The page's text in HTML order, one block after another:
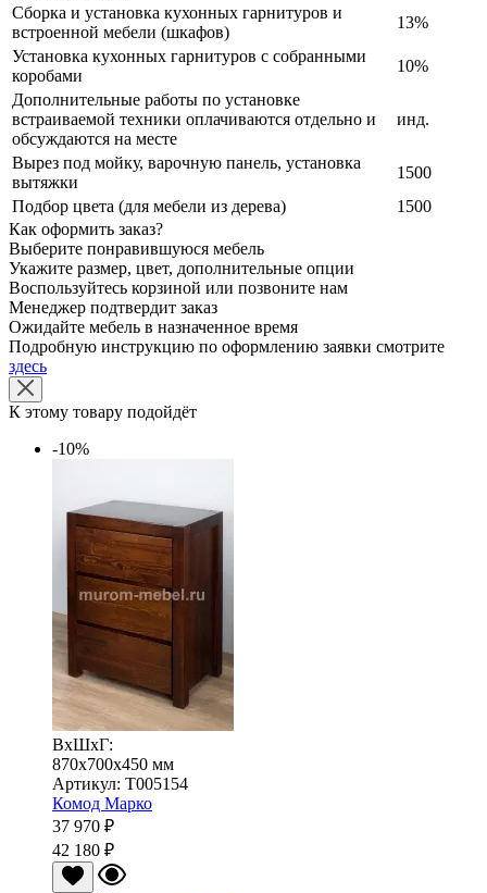
Сборка и установка кухонных гарнитуров и
встроенной мебели (шкафов)
13%
Установка кухонных гарнитуров с собранными
коробами
10%
Дополнительные работы по установке
встраиваемой техники оплачиваются отдельно и
обсуждаются на месте
инд.
Вырез под мойку, варочную панель, установка
вытяжки
1500
Подбор цвета (для мебели из дерева)
1500
Как оформить заказ?
Выберите понравившуюся мебель
Укажите размер, цвет, дополнительные опции
Воспользуйтесь корзиной или позвоните нам
Менеджер подтвердит заказ
Ожидайте мебель в назначенное время
Подробную инструкцию по оформлению заявки смотрите
здесь
К этому товару подойдёт
-10%
ВхШхГ:
870x700x450 мм
Артикул: Т005154
Комод Марко
37 970 ₽
42 180 ₽